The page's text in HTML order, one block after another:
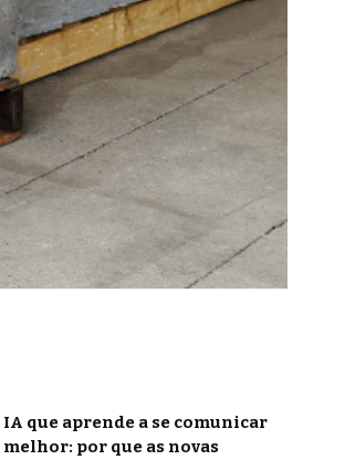
IA que aprende a se comunicar
melhor: por que as novas